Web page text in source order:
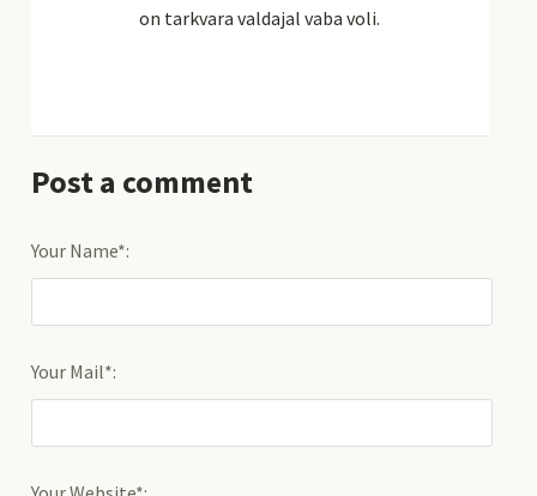
on tarkvara valdajal vaba voli.
Post a comment
Your Name*:
Your Mail*: